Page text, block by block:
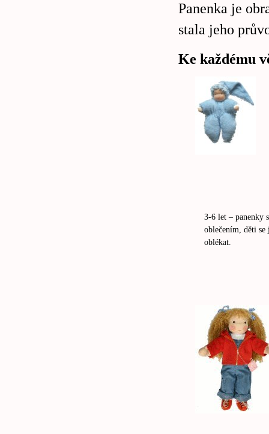
Panenka je
stala jeho
Ke každému
3-6 let – panenky
oblečením, děti se
oblékat.